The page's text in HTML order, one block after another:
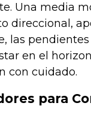
Una media
direccional,
las
en el
con cuidado.
para